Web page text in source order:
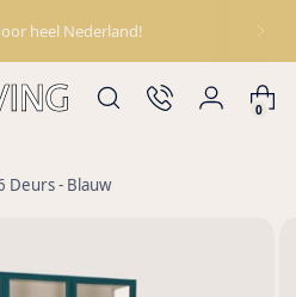
heel Nederland!
0
Deurs - Blauw